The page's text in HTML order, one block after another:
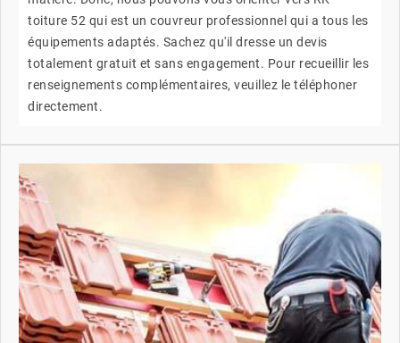
toiture 52 qui est un couvreur professionnel qui a tous les
équipements adaptés. Sachez qu'il dresse un devis
totalement gratuit et sans engagement. Pour recueillir les
renseignements complémentaires, veuillez le téléphoner
directement.